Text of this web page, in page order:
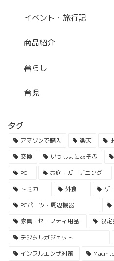
イベント・旅行記
商品紹介
暮らし
育児
タグ
アマゾンで購入 楽天
交換
いっしょにあそぶ
PC
お庭・ガーデニング
トミカ
外食 ゲ
PCパーツ・周辺機器
家具・セーフティ用品
限定
デジタルガジェット
インフルエンザ対策